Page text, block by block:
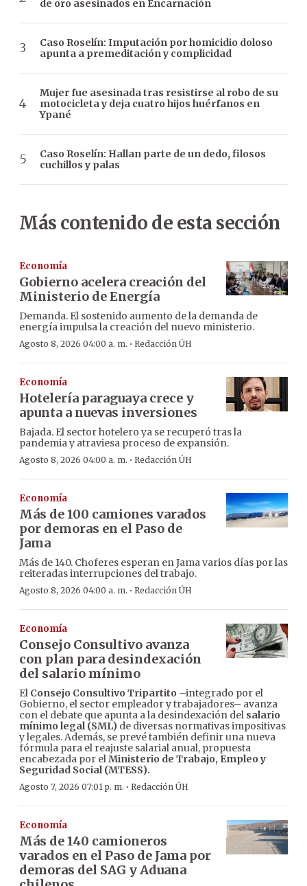
de oro asesinados en Encarnación
Caso Roselín: Imputación por homicidio doloso
apunta a premeditación y complicidad
Mujer fue asesinada tras resistirse al robo de su
motocicleta y deja cuatro hijos huérfanos en
Ypané
Caso Roselín: Hallan parte de un dedo, filosos
cuchillos y palas
Más contenido de esta sección
Economía
Gobierno acelera creación del
Ministerio de Energía
Demanda. El sostenido aumento de la demanda de
energía impulsa la creación del nuevo ministerio.
Agosto 8, 2026 04:00 a. m. · Redacción ÚH
Economía
Hotelería paraguaya crece y
apunta a nuevas inversiones
Bajada. El sector hotelero ya se recuperó tras la
pandemia y atraviesa proceso de expansión.
Agosto 8, 2026 04:00 a. m. · Redacción ÚH
Economía
Más de 100 camiones varados
por demoras en el Paso de
Jama
Más de 140. Choferes esperan en Jama varios días por las
reiteradas interrupciones del trabajo.
Agosto 8, 2026 04:00 a. m. · Redacción ÚH
Economía
Consejo Consultivo avanza
con plan para desindexación
del salario mínimo
El Consejo Consultivo Tripartito –integrado por el
Gobierno, el sector empleador y trabajadores– avanza
con el debate que apunta a la desindexación del salario
mínimo legal (SML) de diversas normativas impositivas
y legales. Además, se prevé también definir una nueva
fórmula para el reajuste salarial anual, propuesta
encabezada por elMinisterio de Trabajo, Empleo y
Seguridad Social (MTESS).
Agosto 7, 2026 07:01 p. m. · Redacción ÚH
Economía
Más de 140 camioneros
varados en el Paso de Jama por
demoras del SAG y Aduana